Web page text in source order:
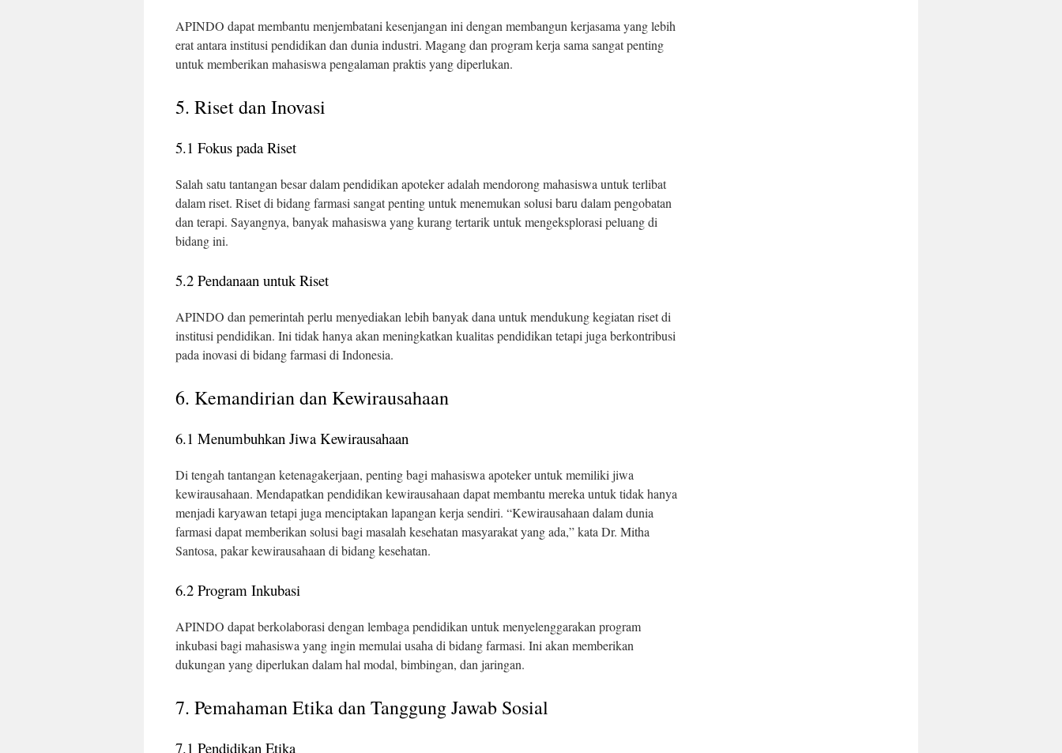
APINDO dapat membantu menjembatani kesenjangan ini dengan membangun kerjasama yang lebih
erat antara institusi pendidikan dan dunia industri. Magang dan program kerja sama sangat penting
untuk memberikan mahasiswa pengalaman praktis yang diperlukan.
5. Riset dan Inovasi
5.1 Fokus pada Riset
Salah satu tantangan besar dalam pendidikan apoteker adalah mendorong mahasiswa untuk terlibat
dalam riset. Riset di bidang farmasi sangat penting untuk menemukan solusi baru dalam pengobatan
dan terapi. Sayangnya, banyak mahasiswa yang kurang tertarik untuk mengeksplorasi peluang di
bidang ini.
5.2 Pendanaan untuk Riset
APINDO dan pemerintah perlu menyediakan lebih banyak dana untuk mendukung kegiatan riset di
institusi pendidikan. Ini tidak hanya akan meningkatkan kualitas pendidikan tetapi juga berkontribusi
pada inovasi di bidang farmasi di Indonesia.
6. Kemandirian dan Kewirausahaan
6.1 Menumbuhkan Jiwa Kewirausahaan
Di tengah tantangan ketenagakerjaan, penting bagi mahasiswa apoteker untuk memiliki jiwa
kewirausahaan. Mendapatkan pendidikan kewirausahaan dapat membantu mereka untuk tidak hanya
menjadi karyawan tetapi juga menciptakan lapangan kerja sendiri. “Kewirausahaan dalam dunia
farmasi dapat memberikan solusi bagi masalah kesehatan masyarakat yang ada,” kata Dr. Mitha
Santosa, pakar kewirausahaan di bidang kesehatan.
6.2 Program Inkubasi
APINDO dapat berkolaborasi dengan lembaga pendidikan untuk menyelenggarakan program
inkubasi bagi mahasiswa yang ingin memulai usaha di bidang farmasi. Ini akan memberikan
dukungan yang diperlukan dalam hal modal, bimbingan, dan jaringan.
7. Pemahaman Etika dan Tanggung Jawab Sosial
7.1 Pendidikan Etika